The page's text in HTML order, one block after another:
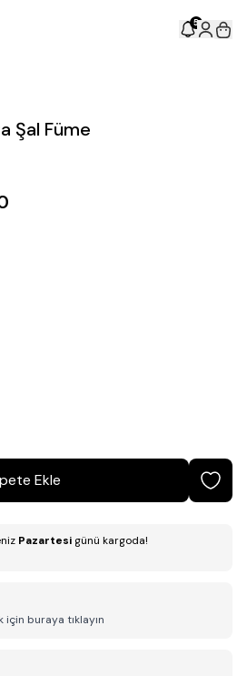
5
Şal Füme
Ekle
Pazartesi günü kargoda!
buraya tıklayın